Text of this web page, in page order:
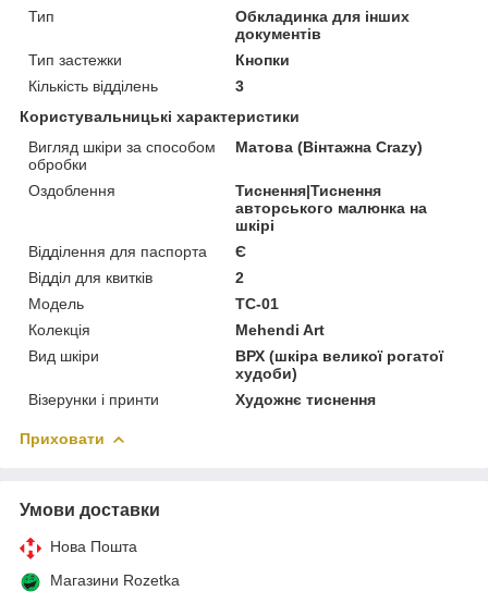
Тип
Обкладинка для інших
документів
Тип застежки
Кнопки
Кількість відділень
3
Користувальницькі характеристики
Вигляд шкіри за способом
обробки
Матова (Вінтажна Crazy)
Оздоблення
Тиснення|Тиснення
авторського малюнка на
шкірі
Відділення для паспорта
Є
Відділ для квитків
2
Модель
TC-01
Колекція
Mehendi Art
Вид шкіри
ВРХ (шкіра великої рогатої
худоби)
Візерунки і принти
Художнє тиснення
Приховати
Умови доставки
Нова Пошта
Магазини Rozetka